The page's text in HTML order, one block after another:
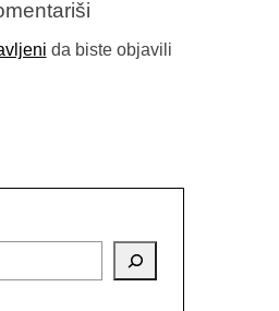
I TRADICIJE
da biste objavili